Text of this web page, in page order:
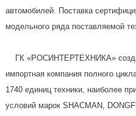
автомобилей. Поставка
модельного ряда поставляемой
ГК «РОСИНТЕРТЕХНИКА»
импортная компания полного
1740 единиц техники, наиболее
условий марок SHACMAN,